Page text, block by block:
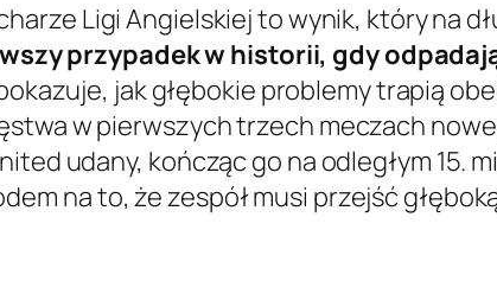
Ligi Angielskiej to wynik, który na
przypadek w historii, gdy
jak głębokie problemy trapią
w pierwszych trzech meczach
udany, kończąc go na odległym 15.
na to, że zespół musi przejść